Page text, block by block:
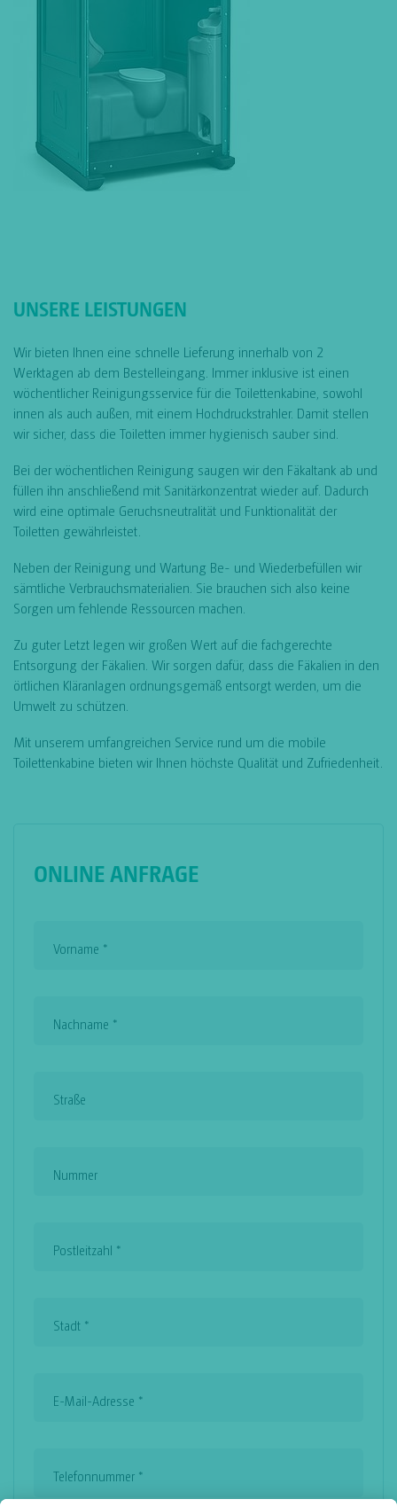
UNSERE LEISTUNGEN
Wir bieten Ihnen eine schnelle Lieferung innerhalb von 2
Werktagen ab dem Bestelleingang. Immer inklusive ist einen
wöchentlicher Reinigungsservice für die Toilettenkabine, sowohl
innen als auch außen, mit einem Hochdruckstrahler. Damit stellen
wir sicher, dass die Toiletten immer hygienisch sauber sind.
Bei der wöchentlichen Reinigung saugen wir den Fäkaltank ab und
füllen ihn anschließend mit Sanitärkonzentrat wieder auf. Dadurch
wird eine optimale Geruchsneutralität und Funktionalität der
Toiletten gewährleistet.
Neben der Reinigung und Wartung Be- und Wiederbefüllen wir
sämtliche Verbrauchsmaterialien. Sie brauchen sich also keine
Sorgen um fehlende Ressourcen machen.
Zu guter Letzt legen wir großen Wert auf die fachgerechte
Entsorgung der Fäkalien. Wir sorgen dafür, dass die Fäkalien in den
örtlichen Kläranlagen ordnungsgemäß entsorgt werden, um die
Umwelt zu schützen.
Mit unserem umfangreichen Service rund um die mobile
Toilettenkabine bieten wir Ihnen höchste Qualität und Zufriedenheit.
ONLINE ANFRAGE
Vorname *
Nachname *
Straße
Nummer
Postleitzahl *
Stadt *
E-Mail-Adresse *
Telefonnummer *